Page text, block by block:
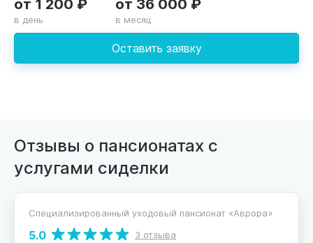
Оставить заявку
в день в месяц
Отзывы о пансионатах с
услугами сиделки
Специализированный уходовый пансионат «Аврора»
5.0 3 отзыва